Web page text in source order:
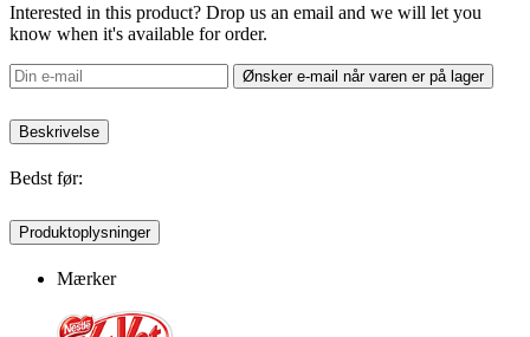
Interested in this product? Drop us an email and we will let you
know when it's available for order.
Ønsker e-mail når varen er på lager
Beskrivelse
Bedst før:
Produktoplysninger
Mærker